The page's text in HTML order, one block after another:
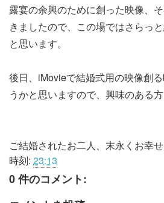
露宴の余興のために創った映像、
きましたので、この場ではさらっ
と思います。
後日、iMovieで結婚式用の映像創
うかと思いますので、興味のある方
ご結婚されたお二人、末永くお幸せ
時刻: 23:13
0 件のコメント: